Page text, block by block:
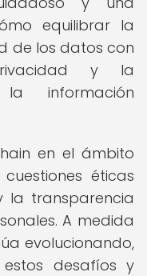
equilibrar la
de los datos con
y la
información
en el ámbito
éticas
la transparencia
A medida
evolucionando,
desafíos y